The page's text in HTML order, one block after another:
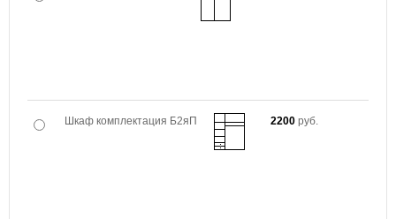
Шкаф комплектация Б2яП 2200 руб.